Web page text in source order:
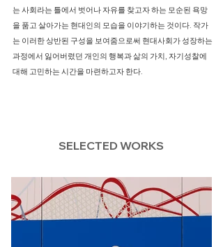
는 사회라는 틀에서 벗어나 자유를 찾고자 하는 모순된 욕망
을 품고 살아가는 현대인의 모습을 이야기하는 것이다. 작가
는 이러한 상반된 구성을 보여줌으로써 현대사회가 성장하는
과정에서 잃어버렸던 개인의 행복과 삶의 가치, 자기성찰에
대해 고민하는 시간을 마련하고자 한다.
SELECTED WORKS